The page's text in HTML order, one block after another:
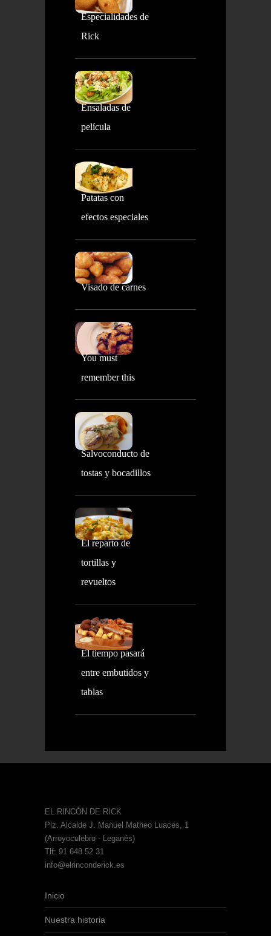
Especialidades de
Rick
Ensaladas de
película
Patatas con
efectos especiales
Visado de carnes
You must
remember this
Salvoconducto de
tostas y bocadillos
El reparto de
tortillas y
revueltos
El tiempo pasará
entre embutidos y
tablas
EL RINCÓN DE RICK
Plz. Alcalde J. Manuel Matheo Luaces, 1
(Arroyoculebro - Leganés)
Tlf: 91 648 52 31
info@elrinconderick.es
Inicio
Nuestra historia